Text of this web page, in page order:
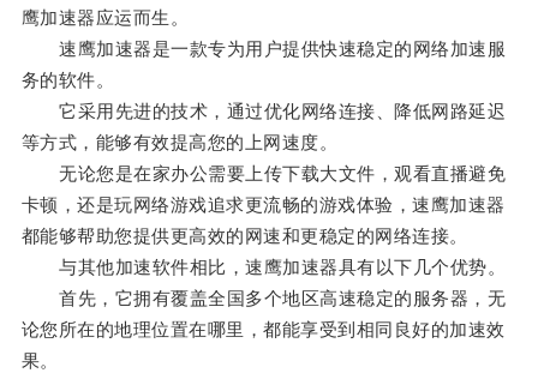
鹰加速器应运而生。
速鹰加速器是一款专为用户提供快速稳定的网络加速服
务的软件。
它采用先进的技术，通过优化网络连接、降低网路延迟
等方式，能够有效提高您的上网速度。
无论您是在家办公需要上传下载大文件，观看直播避免
卡顿，还是玩网络游戏追求更流畅的游戏体验，速鹰加速器
都能够帮助您提供更高效的网速和更稳定的网络连接。
与其他加速软件相比，速鹰加速器具有以下几个优势。
首先，它拥有覆盖全国多个地区高速稳定的服务器，无
论您所在的地理位置在哪里，都能享受到相同良好的加速效
果。